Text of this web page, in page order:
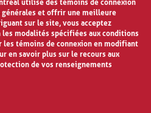
à apprendre. Cette technique
à la différenciation
supérieur de l'éducation du
est « une démarche qui
de moyens
pour permettre à des élèves
et de savoir-faire hétérogènes
des objectifs communs et,
»
utilise des témoins de connexion
et offrir une meilleure
sur le site, vous acceptez
modalités spécifiées aux conditions
les témoins de connexion en modifiant
en savoir plus sur le recours aux
de vos renseignements